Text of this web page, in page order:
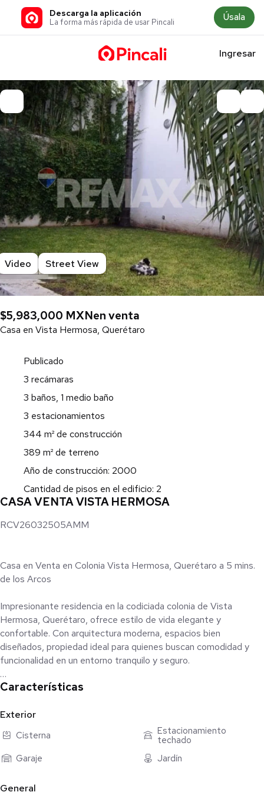
Descarga la aplicación
La forma más rápida de usar Pincali Úsala
Ingresar
Video Street View
$5,983,000 MXNen venta
Casa en Vista Hermosa, Querétaro
Publicado
3 recámaras
3 baños, 1 medio baño
3 estacionamientos
344 m² de construcción
389 m² de terreno
Año de construcción: 2000
Cantidad de pisos en el edificio: 2
CASA VENTA VISTA HERMOSA
RCV26032505AMM
Casa en Venta en Colonia Vista Hermosa, Querétaro a 5 mins.
de los Arcos
Impresionante residencia en la codiciada colonia de Vista
Hermosa, Querétaro, ofrece estilo de vida elegante y
confortable. Con arquitectura moderna, espacios bien
diseñados, propiedad ideal para quienes buscan comodidad y
funcionalidad en un entorno tranquilo y seguro.
Características Principales:
3 Habitaciones: Amplias y luminosas, las tres habitaciones
ofrecen un ambiente acogedor para descansar y relajarse. La
recámara principal cuenta con un vestidor privado y baño
completo, mientras que las dos recámaras secundarias
Características
Exterior
Cisterna
Estacionamiento
techado
Garaje
Jardín
General